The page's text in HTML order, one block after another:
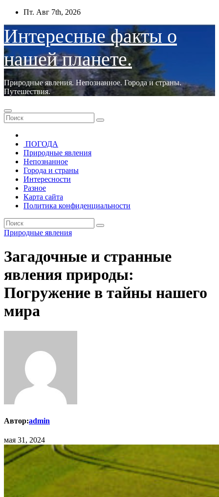
Перейти
содержимому
Пт. Авг 7th, 2026
Интересные факты о
нашей планете.
Природные явления. Непознанное. Города и страны.
Путешествия.
ПОГОДА
Природные явления
Непознанное
Города и страны
Интересности
Разное
Карта сайта
Политика конфиденциальности
Природные явления
Загадочные и странные
явления природы:
Погружение в тайны нашего
мира
Автор:admin
мая 31, 2024